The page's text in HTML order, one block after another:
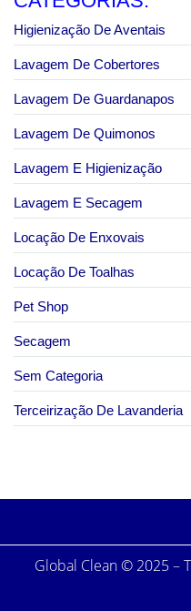
Higienização De Aventais
Lavagem De Cobertores
Lavagem De Guardanapos
Lavagem De Quimonos
Lavagem E Higienização
Lavagem E Secagem
Locação De Enxovais
Locação De Toalhas
Pet Shop
Secagem
Sem Categoria
Terceirização De Lavanderia
Global Clean © 2025 –